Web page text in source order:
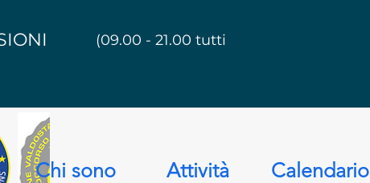
(09.00 - 21.00 tutti i giorni)
Chi sono Attività Calendario